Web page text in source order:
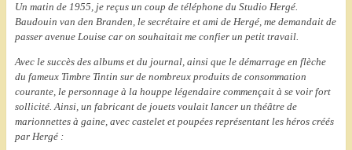
Un matin de 1955, je reçus un coup de téléphone du Studio Hergé.
Baudouin van den Branden, le secrétaire et ami de Hergé, me demandait de
passer avenue Louise car on souhaitait me confier un petit travail.
Avec le succès des albums et du journal, ainsi que le démarrage en flèche
du fameux Timbre Tintin sur de nombreux produits de consommation
courante, le personnage à la houppe légendaire commençait à se voir fort
sollicité. Ainsi, un fabricant de jouets voulait lancer un théâtre de
marionnettes à gaine, avec castelet et poupées représentant les héros créés
par Hergé :